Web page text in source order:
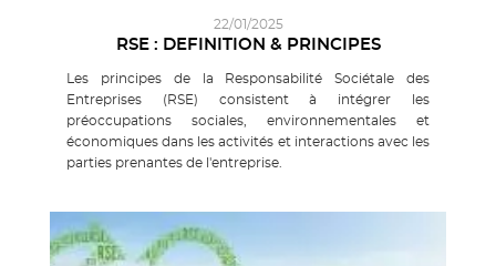
22/01/2025
RSE : DEFINITION & PRINCIPES
Les principes de la Responsabilité Sociétale des
Entreprises (RSE) consistent à intégrer les
préoccupations sociales, environnementales et
économiques dans les activités et interactions avec les
parties prenantes de l'entreprise.